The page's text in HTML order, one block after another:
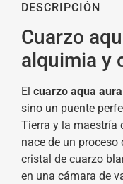
DESCRIPCIÓN
Cuarzo
alquimia y
El cuarzo aqua
sino un puente
Tierra y la maestría
nace de un
cristal de cuarzo
en una cámara de